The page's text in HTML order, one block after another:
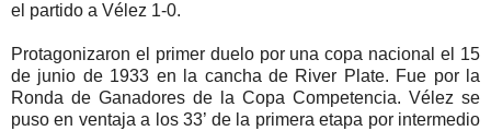
el partido a Vélez 1-0.
Protagonizaron el primer duelo por una copa nacional el 15
de junio de 1933 en la cancha de River Plate. Fue por la
Ronda de Ganadores de la Copa Competencia. Vélez se
puso en ventaja a los 33’ de la primera etapa por intermedio